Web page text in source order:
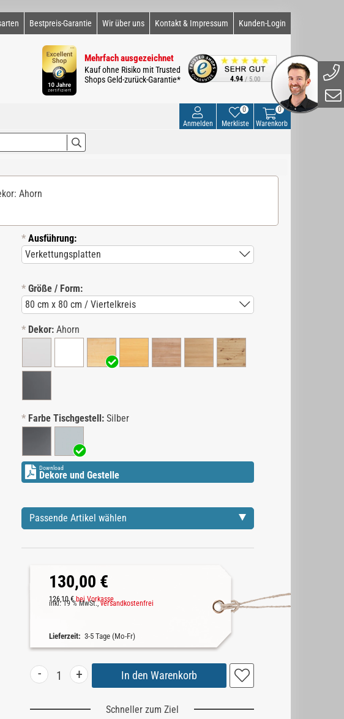
Bestpreis-Garantie Wir über uns Kontakt & Impressum Kunden-Login
Mehrfach ausgezeichnet
Kauf ohne Risiko mit Trusted
Shops Geld-zurück-Garantie*
4.94 / 5.00
0
Warenkorb
Merkliste
0
Anmelden
Ahorn
* Ausführung:
* Größe / Form:
* Dekor: Ahorn
* Farbe Tischgestell: Silber
Download
Dekore und Gestelle
Passende Artikel wählen
130,00 €
126,10 € bei Vorkasse
inkl. 19 % MwSt.,versandkostenfrei
Lieferzeit: 3-5 Tage (Mo-Fr)
- +
Schneller zum Ziel